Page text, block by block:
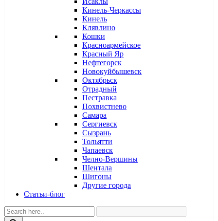
Кинель-Черкассы
Кинель
Клявлино
Кошки
Красноармейское
Красный Яр
Нефтегорск
Новокуйбышевск
Октябрьск
Отрадный
Пестравка
Похвистнево
Самара
Сергиевск
Сызрань
Тольятти
Чапаевск
Челно-Вершины
Шентала
Шигоны
Другие города
Статьи-блог